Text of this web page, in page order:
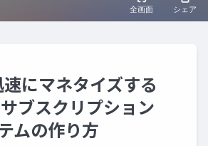
にマネタイズする
ブスクリプション
ムの作り方